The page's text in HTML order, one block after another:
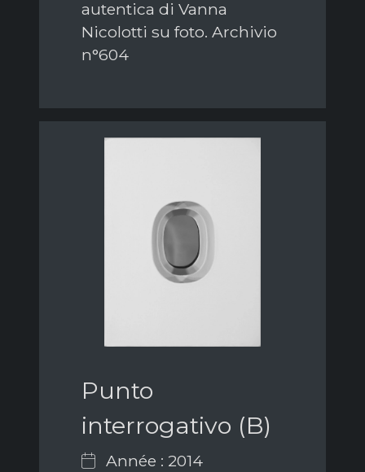
autentica di Vanna
Nicolotti su foto. Archivio
n°604
Punto
interrogativo (B)
Année : 2014